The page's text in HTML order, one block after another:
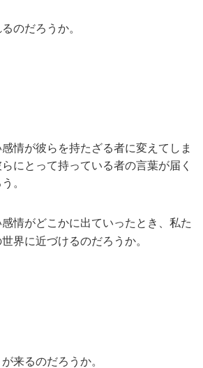
のだろうか。
情が彼らを持たざる者に変えてしま
にとって持っている者の言葉が届く
。
情がどこかに出ていったとき、私た
界に近づけるのだろうか。
来るのだろうか。